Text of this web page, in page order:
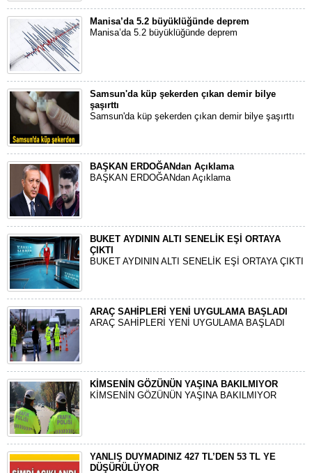
Manisa’da 5.2 büyüklüğünde deprem
Manisa’da 5.2 büyüklüğünde deprem
Samsun'da küp şekerden çıkan demir bilye
şaşırttı
Samsun'da küp şekerden çıkan demir bilye şaşırttı
BAŞKAN ERDOĞANdan Açıklama
BAŞKAN ERDOĞANdan Açıklama
BUKET AYDININ ALTI SENELİK EŞİ ORTAYA
ÇIKTI
BUKET AYDININ ALTI SENELİK EŞİ ORTAYA ÇIKTI
ARAÇ SAHİPLERİ YENİ UYGULAMA BAŞLADI
ARAÇ SAHİPLERİ YENİ UYGULAMA BAŞLADI
KİMSENİN GÖZÜNÜN YAŞINA BAKILMIYOR
KİMSENİN GÖZÜNÜN YAŞINA BAKILMIYOR
YANLIŞ DUYMADINIZ 427 TL’DEN 53 TL YE
DÜŞÜRÜLÜYOR